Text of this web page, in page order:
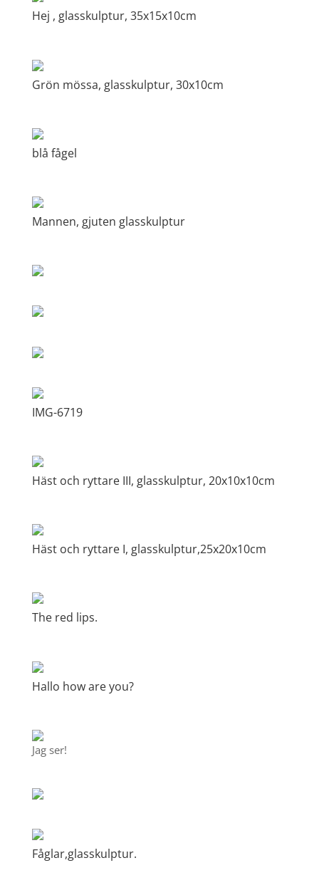
Hej , glasskulptur, 35x15x10cm
Grön mössa, glasskulptur, 30x10cm
blå fågel
Mannen, gjuten glasskulptur
IMG-6719
Häst och ryttare III, glasskulptur, 20x10x10cm
Häst och ryttare I, glasskulptur,25x20x10cm
The red lips.
Hallo how are you?
Jag ser!
Fåglar,glasskulptur.